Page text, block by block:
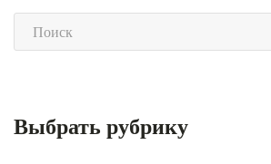
Выбрать рубрику